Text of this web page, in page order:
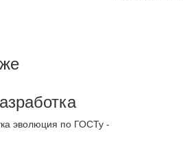
эволюция по ГОСТу -